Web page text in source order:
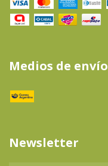
Medios de envío
Newsletter